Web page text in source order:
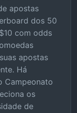
apostas
dos 50
com odds
apostas
Há
Campeonato
os
de